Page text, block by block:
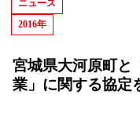
ニュース
2016年
宮城県大河原町と
業」に関する協定